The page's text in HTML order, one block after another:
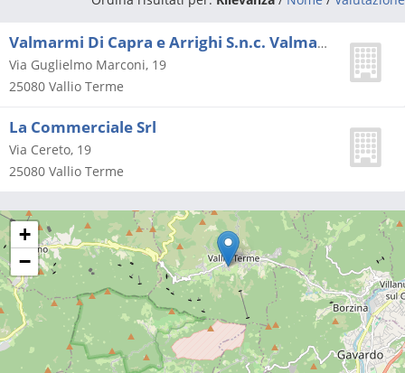
Valmarmi Di Capra e Arrighi S.n.c. Valmarmi Di Capra N. e Arrighi M. S.n.c.
Via Guglielmo Marconi, 19
25080 Vallio Terme
La Commerciale Srl
Via Cereto, 19
25080 Vallio Terme
+
−